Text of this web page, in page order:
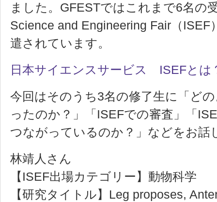
ました。GFESTではこれまで6名の
Science and Engineering Fair（ISEF
遣されています。
日本サイエンスサービス ISEFとは
今回はそのうち3名の修了生に「ど
ったのか？」「ISEFでの審査」「
つながっているのか？」などをお話
林靖人さん
【ISEF出場カテゴリー】動物科学
【研究タイトル】Leg proposes,